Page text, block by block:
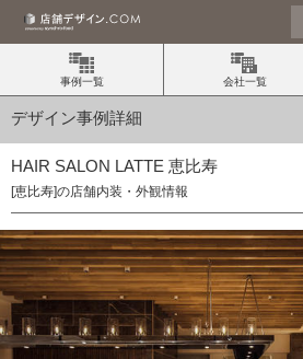
事例一覧 会社一覧
デザイン事例詳細
HAIR SALON LATTE 恵比寿
[恵比寿]の店舗内装・外観情報